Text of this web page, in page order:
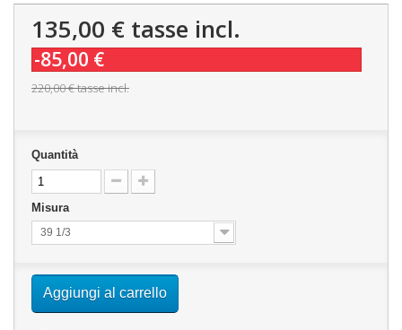
135,00 € tasse incl.
-85,00 €
220,00 €tasse incl.
Quantità
Misura
39 1/3
Aggiungi al carrello